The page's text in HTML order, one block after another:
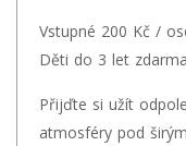
Vstupné 200 Kč /
Děti do 3 let zdarma
Přijďte si užít
atmosféry pod